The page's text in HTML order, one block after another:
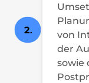
2.
von
der
sowie